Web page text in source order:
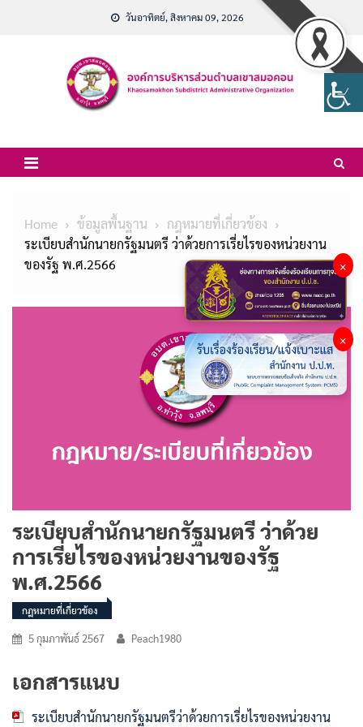
วันอาทิตย์, สิงหาคม 09, 2026
Home ข้อมูลพื้นฐาน
กฎหมายที่เกี่ยวข้อง
ระเบียบสำนักนายกรัฐมนตรี ว่าด้วยการเรี่ยไรของหน่วยงาน
ของรัฐ พ.ศ.2566
ระเบียบสำนักนายกรัฐมนตรี ว่าด้วย
การเรี่ยไรของหน่วยงานของรัฐ
พ.ศ.2566
กฎหมายที่เกี่ยวข้อง
5 กุมภาพันธ์ 2567 Peach1980
เอกสารแนบ
ระเบียบสำนักนายกรัฐมนตรีว่าด้วยการเรี่ยไรของหน่วยงาน
×
×